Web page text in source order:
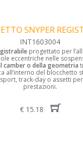
SNYPER
INT1603004
progettato per
eccentriche nelle
camber o della geometria
all’interno del blocchetto
track-day o assetti
prestazioni.
€ 15.18